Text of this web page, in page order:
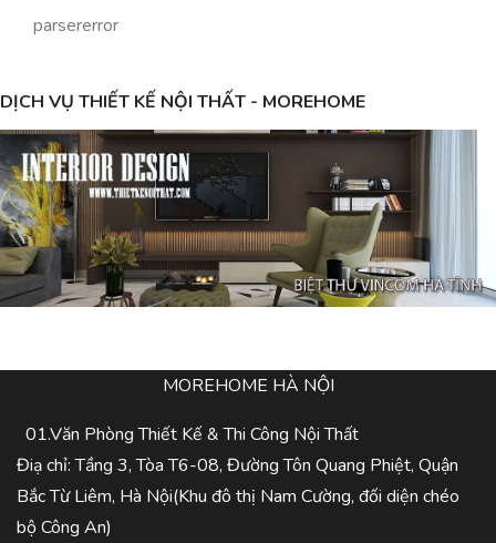
parsererror
DỊCH VỤ THIẾT KẾ NỘI THẤT - MOREHOME
MOREHOME HÀ NỘI
01.Văn Phòng Thiết Kế & Thi Công Nội Thất
Điạ chỉ: Tầng 3, Tòa T6-08, Đường Tôn Quang Phiệt, Quận
Bắc Từ Liêm, Hà Nội(Khu đô thị Nam Cường, đối diện chéo
bộ Công An)